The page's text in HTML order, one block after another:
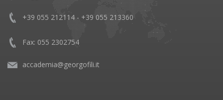
+39 055 212114 - +39 055 213360
Fax: 055 2302754
accademia@georgofili.it